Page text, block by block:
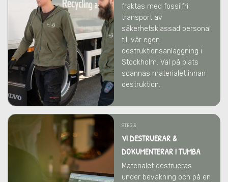
fraktas med fossilfri
transport av
säkerhetsklassad personal
till vår egen
destruktionsanläggning i
Stockholm. Väl på plats
scannas materialet innan
destruktion.
STEG 3
VI DESTRUERAR &
DOKUMENTERAR I TUMBA
Materialet destrueras
under bevakning och på en